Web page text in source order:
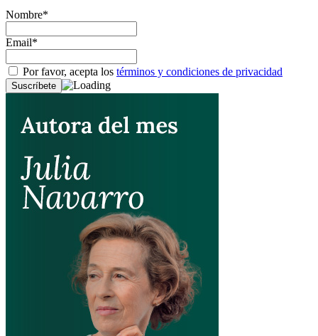
Nombre*
Email*
Por favor, acepta los términos y condiciones de privacidad